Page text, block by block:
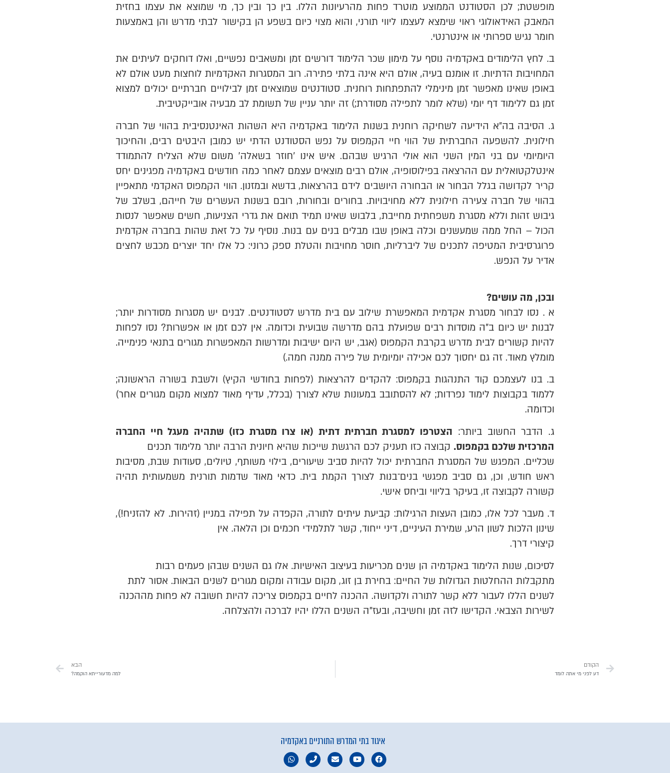
מופשטת; לכן הסטודנט הממוצע מוטרד פחות מהרעיונות הללו. בין כך ובין כך, מי שמוצא את עצמו בחזית
המאבק האידאולוגי ראוי שימצא לעצמו ליווי תורני, והוא מצוי כיום בשפע הן בקישור לבתי מדרש והן באמצעות
חומר נגיש ספרותי או אינטרנטי.
ב. לחץ הלימודים באקדמיה נוסף על מימון שכר הלימוד דורשים זמן ומשאבים נפשיים, ואלו דוחקים לעיתים את
המחויבות הדתיות. זו אומנם בעיה, אולם היא אינה בלתי פתירה. רוב המסגרות האקדמיות לוחצות מעט אולם לא
באופן שאינו מאפשר זמן מינימלי להתפתחות רוחנית. סטודנטים שמוצאים זמן לבילויים חברתיים יכולים למצוא
זמן גם ללימוד דף יומי (שלא לומר לתפילה מסודרת;) זה יותר עניין של תשומת לב מבעיה אובייקטיבית.
ג. הסיבה בה"א הידיעה לשחיקה רוחנית בשנות הלימוד באקדמיה היא השהות האינטנסיבית בהווי של חברה
חילונית. להשפעה החברתית של הווי חיי הקמפוס על נפש הסטודנט הדתי יש כמובן היבטים רבים, והחיכוך
היומיומי עם בני המין השני הוא אולי הרגיש שבהם. איש אינו 'חוזר בשאלה' משום שלא הצליח להתמודד
אינטלקטואלית עם ההרצאה בפילוסופיה, אולם רבים מוצאים עצמם לאחר כמה חודשים באקדמיה מפגינים יחס
קריר לקדושה בגלל הבחור או הבחורה היושבים לידם בהרצאות, בדשא ובמזנון. הווי הקמפוס האקדמי מתאפיין
בהווי של חברה צעירה חילונית ללא מחויבויות. בחורים ובחורות, רובם בשנות העשרים של חייהם, בשלב של
גיבוש זהות וללא מסגרת משפחתית מחייבת, בלבוש שאינו תמיד תואם את גדרי הצניעות, חשים שאפשר לנסות
הכול – החל ממה שמעשנים וכלה באופן שבו מבלים בנים עם בנות. נוסיף על כל זאת שהות בחברה אקדמית
פרוגרסיבית המטיפה לתכנים של ליברליות, חוסר מחויבות והטלת ספק כרוני: כל אלו יחד יוצרים מכבש לחצים
אדיר על הנפש.
ובכן, מה עושים?
א . נסו לבחור מסגרת אקדמית המאפשרת שילוב עם בית מדרש לסטודנטים. לבנים יש מסגרות מסודרות יותר;
לבנות יש כיום ב"ה מוסדות רבים שפועלת בהם מדרשה שבועית וכדומה. אין לכם זמן או אפשרות? נסו לפחות
להיות קשורים לבית מדרש בקרבת הקמפוס (אגב, יש היום ישיבות ומדרשות המאפשרות מגורים בתנאי פנימייה.
מומלץ מאוד. זה גם יחסוך לכם אכילה יומיומית של פירה ממנה חמה.)
ב. בנו לעצמכם קוד התנהגות בקמפוס: להקדים להרצאות (לפחות בחודשי הקיץ) ולשבת בשורה הראשונה;
ללמוד בקבוצות לימוד נפרדות; לא להסתובב במעונות שלא לצורך (בכלל, עדיף מאוד למצוא מקום מגורים אחר)
וכדומה.
ג. הדבר החשוב ביותר: הצטרפו למסגרת חברתית דתית (או צרו מסגרת כזו) שתהיה מעגל חיי החברה
המרכזית שלכם בקמפוס. קבוצה כזו תעניק לכם הרגשת שייכות שהיא חיונית הרבה יותר מלימוד תכנים
שכליים. המפגש של המסגרת החברתית יכול להיות סביב שיעורים, בילוי משותף, טיולים, סעודות שבת, מסיבות
ראש חודש, וכן, גם סביב מפגשי בנים־בנות לצורך הקמת בית. כדאי מאוד שדמות תורנית משמעותית תהיה
קשורה לקבוצה זו, בעיקר בליווי וביחס אישי.
ד. מעבר לכל אלו, כמובן העצות הרגילות: קביעת עיתים לתורה, הקפדה על תפילה במניין (זהירות. לא להזניח!),
שינון הלכות לשון הרע, שמירת העיניים, דיני ייחוד, קשר לתלמידי חכמים וכן הלאה. אין
קיצורי דרך.
לסיכום, שנות הלימוד באקדמיה הן שנים מכריעות בעיצוב האישיות. אלו גם השנים שבהן פעמים רבות
מתקבלות ההחלטות הגדולות של החיים: בחירת בן זוג, מקום עבודה ומקום מגורים לשנים הבאות. אסור לתת
לשנים הללו לעבור ללא קשר לתורה ולקדושה. ההכנה לחיים בקמפוס צריכה להיות חשובה לא פחות מההכנה
לשירות הצבאי. הקדישו לזה זמן וחשיבה, ובעז"ה השנים הללו יהיו לברכה ולהצלחה.
הקודם
דע לפני מי אתה לומד
הבא
למה מדעורייתא הוקמה?
איגוד בתי המדרש התורניים באקדמיה